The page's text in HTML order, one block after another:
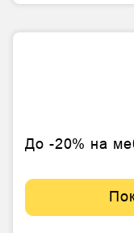
До -20% на